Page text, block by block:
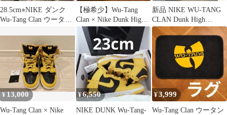
28.5cm⭐︎NIKE ダンク
Wu-Tang Clan ウータン
【極希少】Wu-Tang
Clan × Nike Dunk High
Retro
新品 NIKE WU-TANG
CLAN Dunk High
26.5cm
¥13,000
Wu-Tang Clan × Nike
¥6,550
NIKE DUNK Wu-Tang-
¥3,999
Wu-Tang Clan ウータン